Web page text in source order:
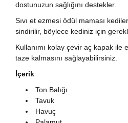
dostunuzun sağlığını destekler.
Sıvı et ezmesi ödül maması
sindirilir, böylece kediniz için
Kullanımı kolay çevir aç kapak ile
taze kalmasını sağlayabilirsiniz.
İçerik
Ton Balığı
Tavuk
Havuç